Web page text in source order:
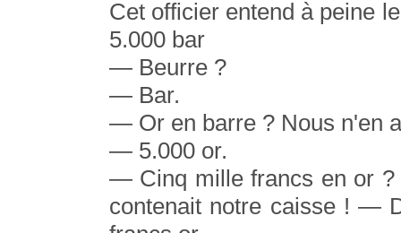
Cet officier entend à peine
5.000 bar
— Beurre ?
— Bar.
— Or en barre ? Nous n'en
— 5.000 or.
— Cinq mille francs en or ?
contenait notre caisse ! —